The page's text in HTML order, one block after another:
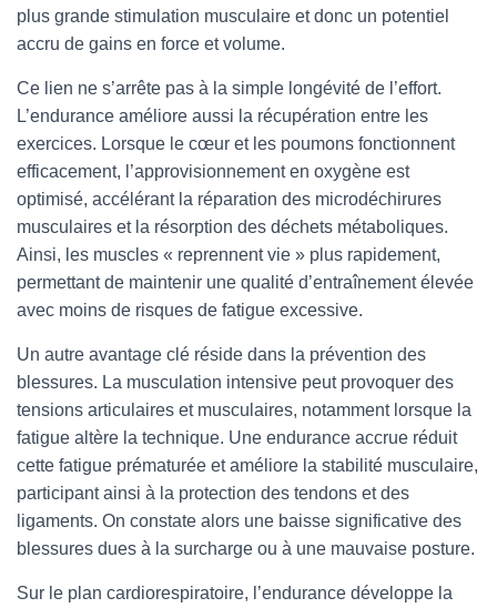
plus grande stimulation musculaire et donc un potentiel
accru de gains en force et volume.
Ce lien ne s’arrête pas à la simple longévité de l’effort.
L’endurance améliore aussi la récupération entre les
exercices. Lorsque le cœur et les poumons fonctionnent
efficacement, l’approvisionnement en oxygène est
optimisé, accélérant la réparation des microdéchirures
musculaires et la résorption des déchets métaboliques.
Ainsi, les muscles « reprennent vie » plus rapidement,
permettant de maintenir une qualité d’entraînement élevée
avec moins de risques de fatigue excessive.
Un autre avantage clé réside dans la prévention des
blessures. La musculation intensive peut provoquer des
tensions articulaires et musculaires, notamment lorsque la
fatigue altère la technique. Une endurance accrue réduit
cette fatigue prématurée et améliore la stabilité musculaire,
participant ainsi à la protection des tendons et des
ligaments. On constate alors une baisse significative des
blessures dues à la surcharge ou à une mauvaise posture.
Sur le plan cardiorespiratoire, l’endurance développe la